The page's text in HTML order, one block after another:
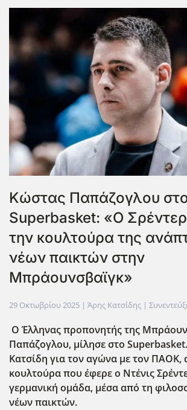
Κώστας Παπάζογλου
Superbasket: «Ο
την κουλτούρα της
νέων παικτών στην
Μπράουνσβαϊγκ»
29 Οκτωβρίου 2025 | Άρης Κατσίδης |
Ο Έλληνας προπονητής της
Παπάζογλου, μίλησε στο
Κατσίδη για τον αγώνα με τον ΠΑΟΚ,
κουλτούρα που έφερε ο Ντένις
γερμανική ομάδα, μέσα από τη
νέων παικτών.